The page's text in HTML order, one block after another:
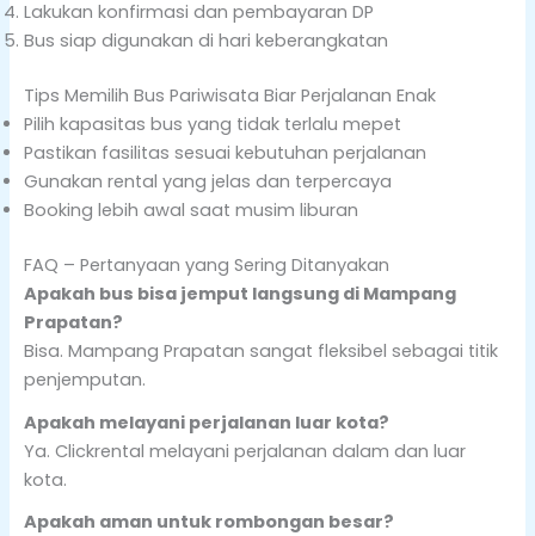
Lakukan konfirmasi dan pembayaran DP
Bus siap digunakan di hari keberangkatan
Tips Memilih Bus Pariwisata Biar Perjalanan Enak
Pilih kapasitas bus yang tidak terlalu mepet
Pastikan fasilitas sesuai kebutuhan perjalanan
Gunakan rental yang jelas dan terpercaya
Booking lebih awal saat musim liburan
FAQ – Pertanyaan yang Sering Ditanyakan
Apakah bus bisa jemput langsung di Mampang
Prapatan?
Bisa. Mampang Prapatan sangat fleksibel sebagai titik
penjemputan.
Apakah melayani perjalanan luar kota?
Ya. Clickrental melayani perjalanan dalam dan luar
kota.
Apakah aman untuk rombongan besar?